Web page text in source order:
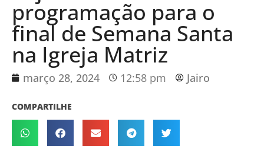
programação para o
final de Semana Santa
na Igreja Matriz
março 28, 2024 12:58 pm Jairo
COMPARTILHE